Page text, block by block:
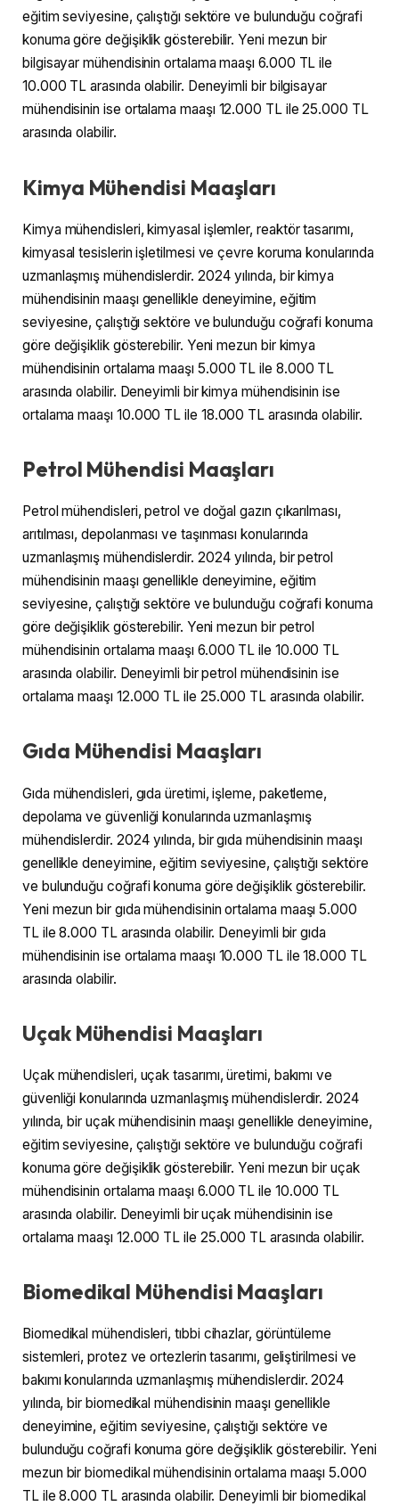
eğitim seviyesine, çalıştığı sektöre ve bulunduğu coğrafi
konuma göre değişiklik gösterebilir. Yeni mezun bir
bilgisayar mühendisinin ortalama maaşı 6.000 TL ile
10.000 TL arasında olabilir. Deneyimli bir bilgisayar
mühendisinin ise ortalama maaşı 12.000 TL ile 25.000 TL
arasında olabilir.
Kimya Mühendisi Maaşları
Kimya mühendisleri, kimyasal işlemler, reaktör tasarımı,
kimyasal tesislerin işletilmesi ve çevre koruma konularında
uzmanlaşmış mühendislerdir. 2024 yılında, bir kimya
mühendisinin maaşı genellikle deneyimine, eğitim
seviyesine, çalıştığı sektöre ve bulunduğu coğrafi konuma
göre değişiklik gösterebilir. Yeni mezun bir kimya
mühendisinin ortalama maaşı 5.000 TL ile 8.000 TL
arasında olabilir. Deneyimli bir kimya mühendisinin ise
ortalama maaşı 10.000 TL ile 18.000 TL arasında olabilir.
Petrol Mühendisi Maaşları
Petrol mühendisleri, petrol ve doğal gazın çıkarılması,
arıtılması, depolanması ve taşınması konularında
uzmanlaşmış mühendislerdir. 2024 yılında, bir petrol
mühendisinin maaşı genellikle deneyimine, eğitim
seviyesine, çalıştığı sektöre ve bulunduğu coğrafi konuma
göre değişiklik gösterebilir. Yeni mezun bir petrol
mühendisinin ortalama maaşı 6.000 TL ile 10.000 TL
arasında olabilir. Deneyimli bir petrol mühendisinin ise
ortalama maaşı 12.000 TL ile 25.000 TL arasında olabilir.
Gıda Mühendisi Maaşları
Gıda mühendisleri, gıda üretimi, işleme, paketleme,
depolama ve güvenliği konularında uzmanlaşmış
mühendislerdir. 2024 yılında, bir gıda mühendisinin maaşı
genellikle deneyimine, eğitim seviyesine, çalıştığı sektöre
ve bulunduğu coğrafi konuma göre değişiklik gösterebilir.
Yeni mezun bir gıda mühendisinin ortalama maaşı 5.000
TL ile 8.000 TL arasında olabilir. Deneyimli bir gıda
mühendisinin ise ortalama maaşı 10.000 TL ile 18.000 TL
arasında olabilir.
Uçak Mühendisi Maaşları
Uçak mühendisleri, uçak tasarımı, üretimi, bakımı ve
güvenliği konularında uzmanlaşmış mühendislerdir. 2024
yılında, bir uçak mühendisinin maaşı genellikle deneyimine,
eğitim seviyesine, çalıştığı sektöre ve bulunduğu coğrafi
konuma göre değişiklik gösterebilir. Yeni mezun bir uçak
mühendisinin ortalama maaşı 6.000 TL ile 10.000 TL
arasında olabilir. Deneyimli bir uçak mühendisinin ise
ortalama maaşı 12.000 TL ile 25.000 TL arasında olabilir.
Biomedikal Mühendisi Maaşları
Biomedikal mühendisleri, tıbbi cihazlar, görüntüleme
sistemleri, protez ve ortezlerin tasarımı, geliştirilmesi ve
bakımı konularında uzmanlaşmış mühendislerdir. 2024
yılında, bir biomedikal mühendisinin maaşı genellikle
deneyimine, eğitim seviyesine, çalıştığı sektöre ve
bulunduğu coğrafi konuma göre değişiklik gösterebilir. Yeni
mezun bir biomedikal mühendisinin ortalama maaşı 5.000
TL ile 8.000 TL arasında olabilir. Deneyimli bir biomedikal